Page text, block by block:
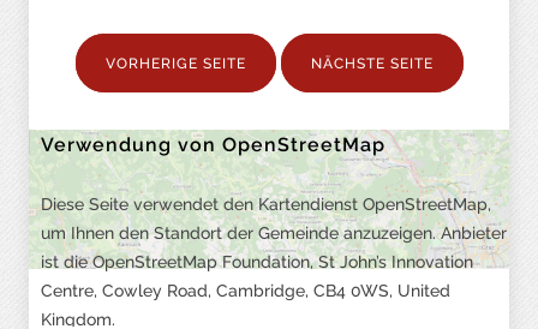
VORHERIGE SEITE NÄCHSTE SEITE
Verwendung von OpenStreetMap
Diese Seite verwendet den Kartendienst OpenStreetMap,
um Ihnen den Standort der Gemeinde anzuzeigen. Anbieter
ist die OpenStreetMap Foundation, St John’s Innovation
Centre, Cowley Road, Cambridge, CB4 0WS, United
Kingdom.